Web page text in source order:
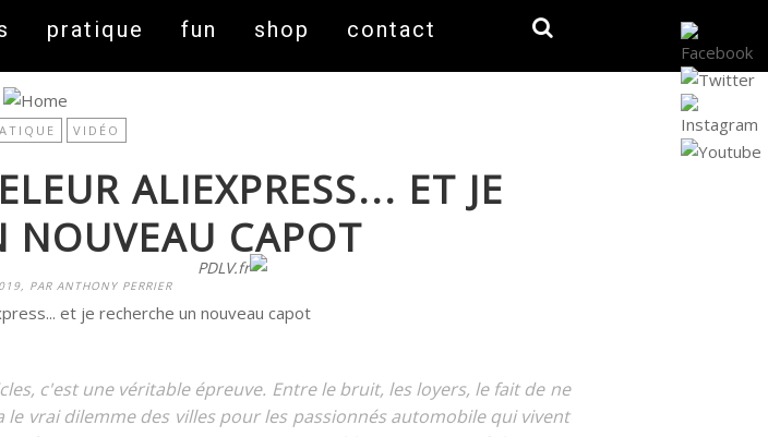
PDLV.fr
pratique fun shop contact
VIDÉO
ALIEXPRESS... ET JE
NOUVEAU CAPOT
PAR ANTHONY PERRIER
c'est une véritable épreuve. Entre le bruit, les loyers, le fait de ne
le vrai dilemme des villes pour les passionnés automobile qui vivent